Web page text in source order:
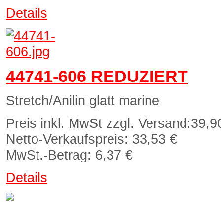
Details
44741-606 REDUZIERT
Stretch/Anilin glatt marine
Preis inkl. MwSt zzgl. Versand:
Netto-Verkaufspreis: 33,53 €
MwSt.-Betrag: 6,37 €
Details